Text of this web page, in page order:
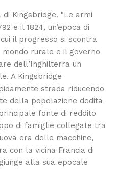
Kingsbridge. "Le armi
e il 1824, un’epoca di
il progresso si scontra
rurale e il governo
dell’Inghilterra un
A Kingsbridge
strada riducendo
della popolazione dedita
fonte di reddito
di famiglie collegate tra
era delle macchine,
con la vicina Francia di
alla sua epocale